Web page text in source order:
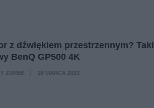
z dźwiękiem przestrzennym? Taki
BenQ GP500 4K
ŻUREK 28 MARCA 2023